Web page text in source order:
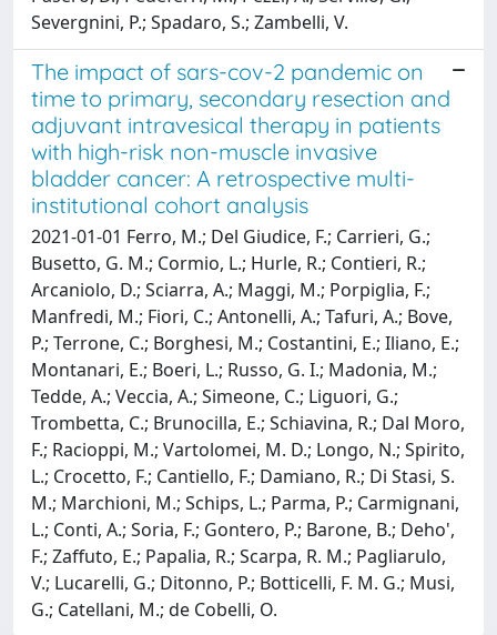
Severgnini, P.; Spadaro, S.; Zambelli, V.
The impact of sars-cov-2 pandemic on
time to primary, secondary resection and
adjuvant intravesical therapy in patients
with high-risk non-muscle invasive
bladder cancer: A retrospective multi-
institutional cohort analysis
2021-01-01 Ferro, M.; Del Giudice, F.; Carrieri, G.;
Busetto, G. M.; Cormio, L.; Hurle, R.; Contieri, R.;
Arcaniolo, D.; Sciarra, A.; Maggi, M.; Porpiglia, F.;
Manfredi, M.; Fiori, C.; Antonelli, A.; Tafuri, A.; Bove,
P.; Terrone, C.; Borghesi, M.; Costantini, E.; Iliano, E.;
Montanari, E.; Boeri, L.; Russo, G. I.; Madonia, M.;
Tedde, A.; Veccia, A.; Simeone, C.; Liguori, G.;
Trombetta, C.; Brunocilla, E.; Schiavina, R.; Dal Moro,
F.; Racioppi, M.; Vartolomei, M. D.; Longo, N.; Spirito,
L.; Crocetto, F.; Cantiello, F.; Damiano, R.; Di Stasi, S.
M.; Marchioni, M.; Schips, L.; Parma, P.; Carmignani,
L.; Conti, A.; Soria, F.; Gontero, P.; Barone, B.; Deho',
F.; Zaffuto, E.; Papalia, R.; Scarpa, R. M.; Pagliarulo,
V.; Lucarelli, G.; Ditonno, P.; Botticelli, F. M. G.; Musi,
G.; Catellani, M.; de Cobelli, O.